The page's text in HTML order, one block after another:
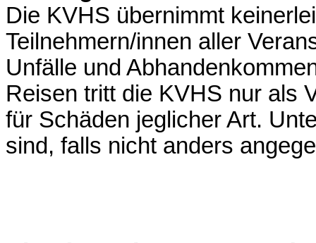
Die KVHS übernimmt
Teilnehmern/innen aller
Unfälle und
Reisen tritt die KVHS nur als
für Schäden jeglicher Art.
sind, falls nicht anders